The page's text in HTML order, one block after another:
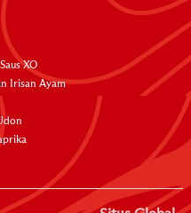
XO
Irisan Ayam